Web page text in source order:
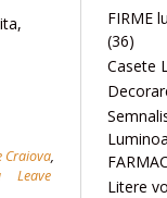
Craiova,
Leave
FIRME
(36)
Casete
Litere